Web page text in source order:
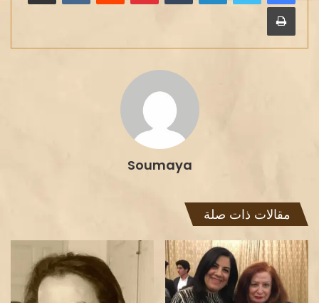
طباعة
Soumaya
مقالات ذات صلة